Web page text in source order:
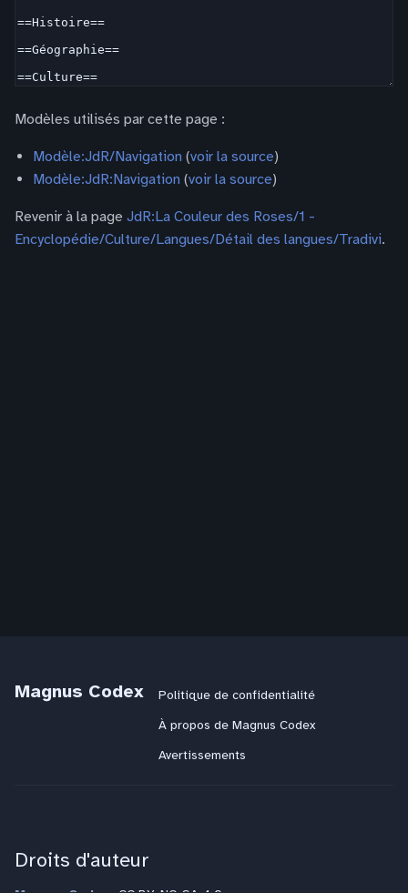
Modèles utilisés par cette page :
Modèle:JdR/Navigation (voir la source)
Modèle:JdR:Navigation (voir la source)
Revenir à la page JdR:La Couleur des Roses/1 -
Encyclopédie/Culture/Langues/Détail des langues/Tradivi.
Magnus Codex
Politique de confidentialité
À propos de Magnus Codex
Avertissements
Droits d'auteur